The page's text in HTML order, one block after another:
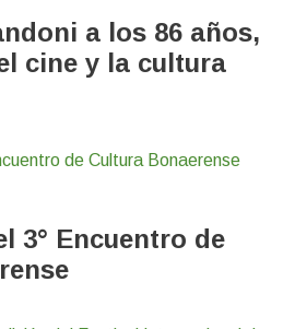
a los 86 años,
cine y la cultura
3° Encuentro de